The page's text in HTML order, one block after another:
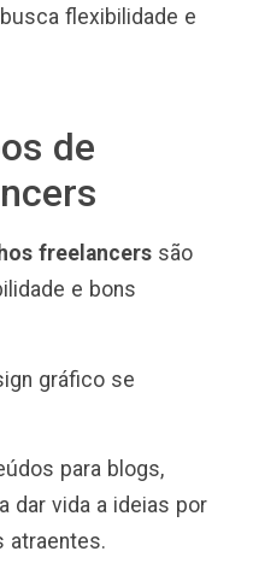
flexibilidade e
de
freelancers são
e bons
gráfico se
para blogs,
dar vida a ideias por
atraentes.